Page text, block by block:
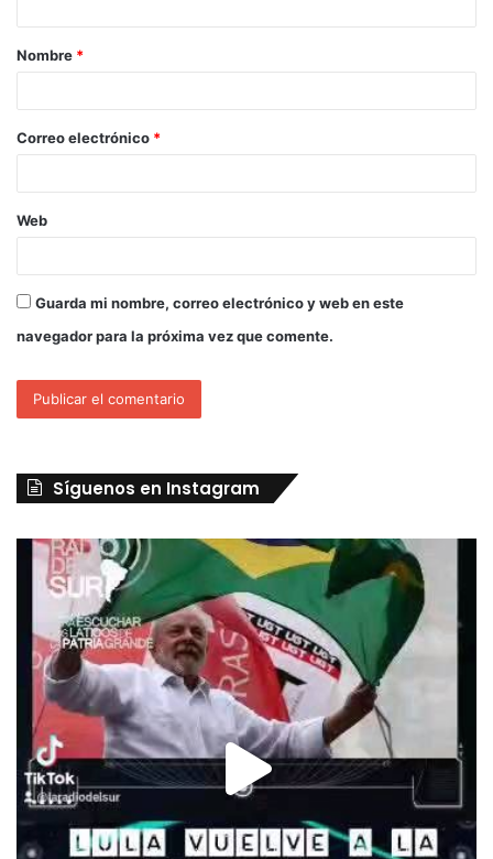
Nombre *
Correo electrónico *
Web
Guarda mi nombre, correo electrónico y web en este
navegador para la próxima vez que comente.
Síguenos en Instagram